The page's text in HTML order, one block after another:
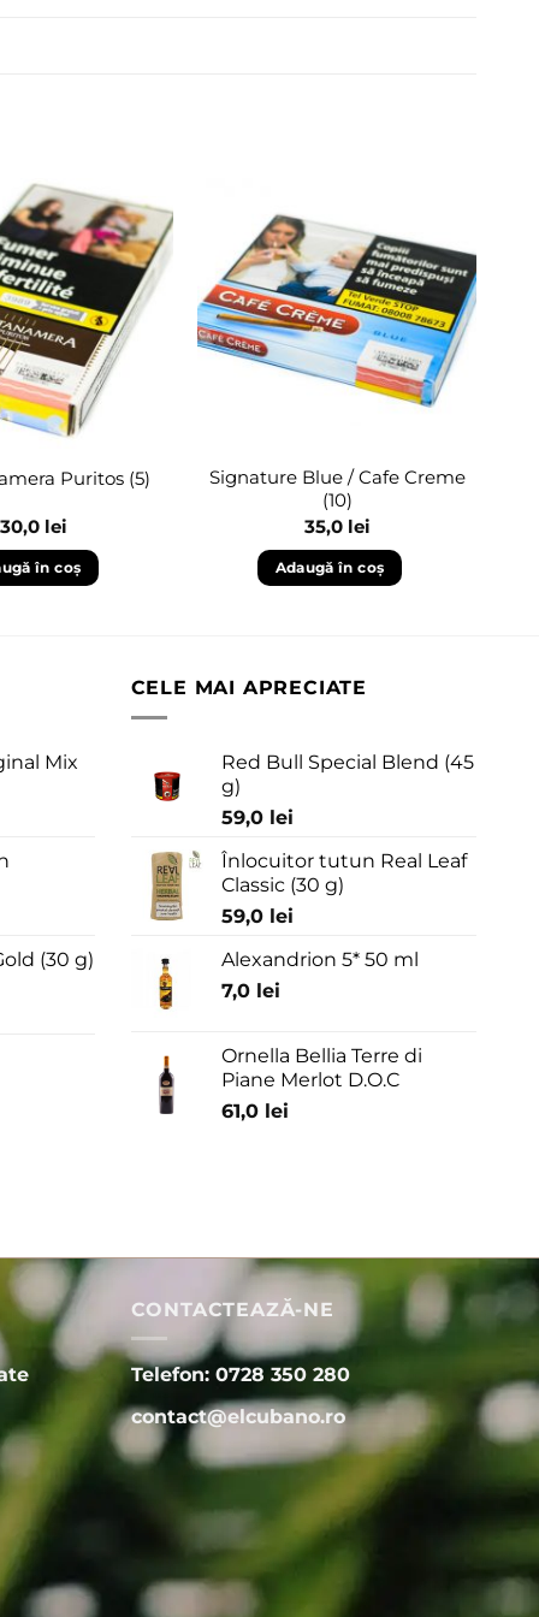
Adaugă
în
Puritos (5)
30,0 lei
în coș
Adaugă
în
wishlist
Signature Blue / Cafe Creme
(10)
35,0 lei
Adaugă în coș
Mix
(30 g)
CELE MAI APRECIATE
Red Bull Special Blend (45
g)
59,0 lei
Înlocuitor tutun Real Leaf
Classic (30 g)
59,0 lei
Alexandrion 5* 50 ml
7,0 lei
Ornella Bellia Terre di
Piane Merlot D.O.C
61,0 lei
CONTACTEAZĂ-NE
Telefon: 0728 350 280
contact@elcubano.ro